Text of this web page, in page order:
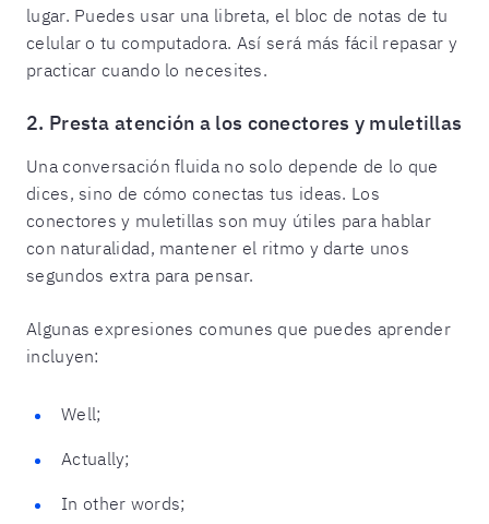
lugar. Puedes usar una libreta, el bloc de notas de tu
celular o tu computadora. Así será más fácil repasar y
practicar cuando lo necesites.
2. Presta atención a los conectores y muletillas
Una conversación fluida no solo depende de lo que
dices, sino de cómo conectas tus ideas. Los
conectores y muletillas son muy útiles para hablar
con naturalidad, mantener el ritmo y darte unos
segundos extra para pensar.
Algunas expresiones comunes que puedes aprender
incluyen:
Well;
Actually;
In other words;